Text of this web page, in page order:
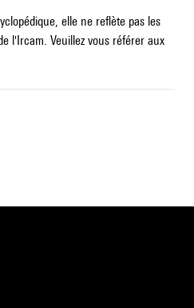
elle ne reflète pas les
l'Ircam. Veuillez vous référer aux